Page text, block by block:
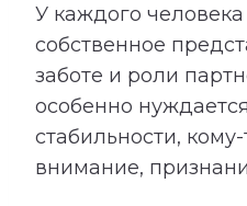
У каждого
собственное
заботе и роли
особенно
стабильности,
внимание,